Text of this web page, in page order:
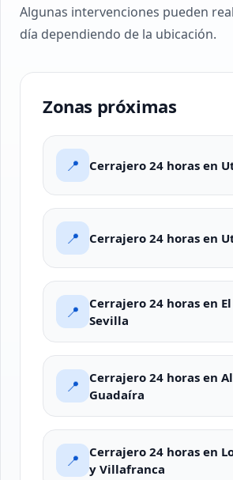
Algunas intervenciones pueden
día dependiendo de la ubicación.
Zonas próximas
📍 Cerrajero 24 horas en
📍 Cerrajero 24 horas en
📍
Cerrajero 24 horas en
Sevilla
📍
Cerrajero 24 horas en
Guadaíra
📍
Cerrajero 24 horas en
y Villafranca